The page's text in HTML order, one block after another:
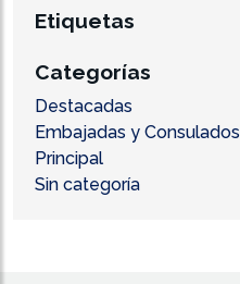
Etiquetas
Categorías
Destacadas
Embajadas y Consulados
Principal
Sin categoría